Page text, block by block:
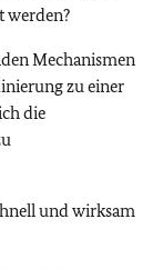
werden?
Mechanismen
zu einer
die
und wirksam